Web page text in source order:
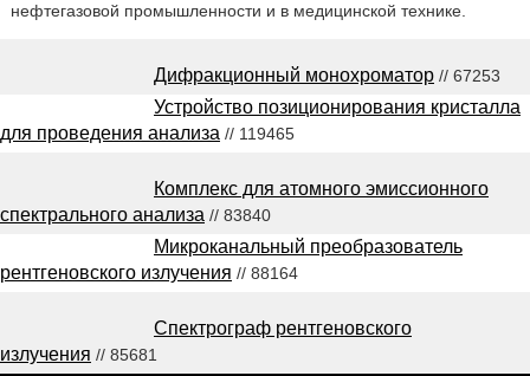
нефтегазовой промышленности и в медицинской технике.
Дифракционный монохроматор // 67253
Устройство позиционирования кристалла
для проведения анализа // 119465
Комплекс для атомного эмиссионного
спектрального анализа // 83840
Микроканальный преобразователь
рентгеновского излучения // 88164
Спектрограф рентгеновского
излучения // 85681